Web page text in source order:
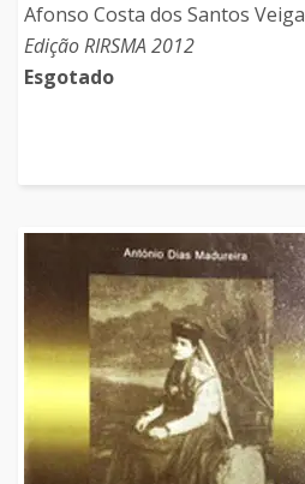
Afonso Costa dos Santos Veiga
Edição RIRSMA 2012
Esgotado